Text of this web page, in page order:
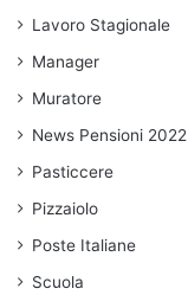
Lavoro Stagionale
Manager
Muratore
News Pensioni 2022
Pasticcere
Pizzaiolo
Poste Italiane
Scuola